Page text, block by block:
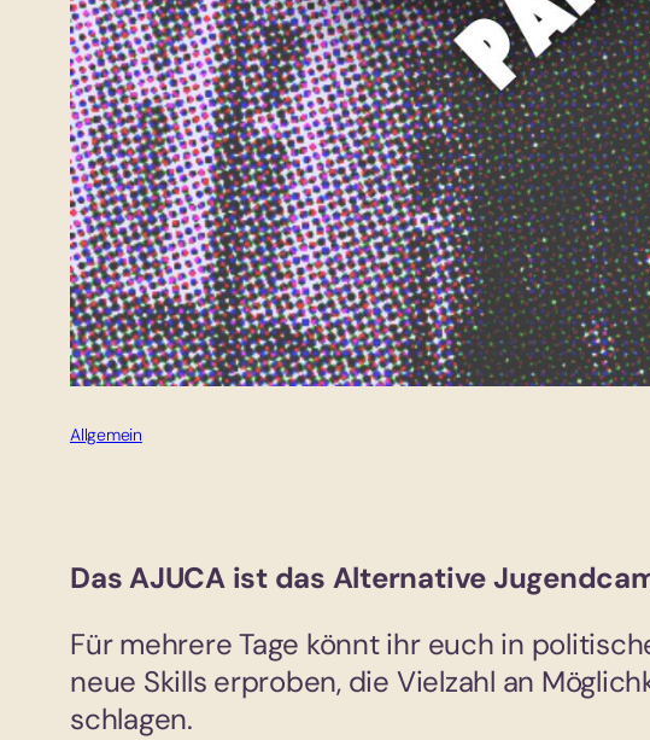
Allgemein
Das AJUCA ist das Alternative
Für mehrere Tage könnt ihr euch in
neue Skills erproben, die Vielzahl an
schlagen.